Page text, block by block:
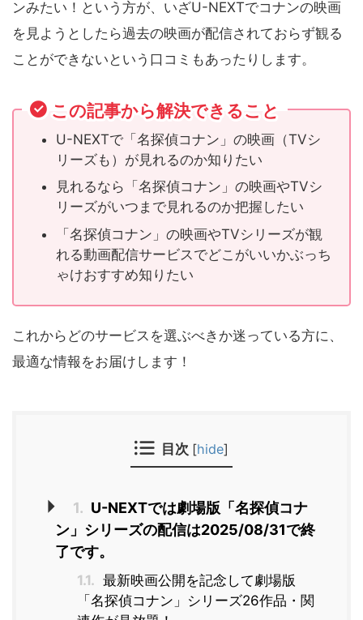
ンみたい！という方が、いざU-NEXTでコナンの映画
を見ようとしたら過去の映画が配信されておらず観る
ことができないという口コミもあったりします。
この記事から解決できること
U-NEXTで「名探偵コナン」の映画（TVシ
リーズも）が見れるのか知りたい
見れるなら「名探偵コナン」の映画やTVシ
リーズがいつまで見れるのか把握したい
「名探偵コナン」の映画やTVシリーズが観
れる動画配信サービスでどこがいいかぶっち
ゃけおすすめ知りたい
これからどのサービスを選ぶべきか迷っている方に、
最適な情報をお届けします！
目次 [hide]
1. U-NEXTでは劇場版「名探偵コナ
ン」シリーズの配信は2025/08/31で終
了です。
1.1. 最新映画公開を記念して劇場版
「名探偵コナン」シリーズ26作品・関